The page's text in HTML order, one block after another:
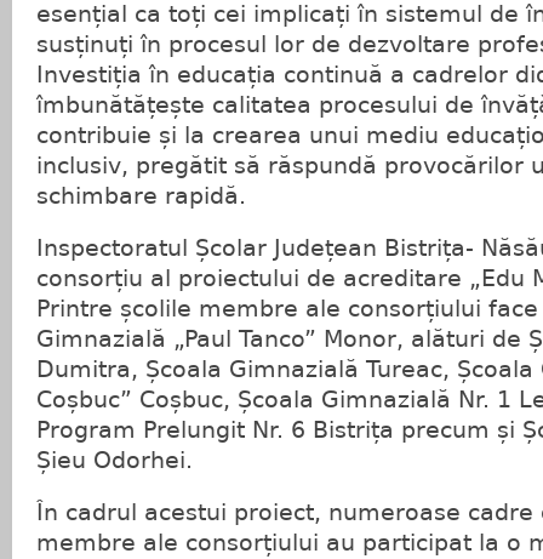
esențial ca toți cei implicați în sistemul de
susținuți în procesul lor de dezvoltare
Investiția în educația continuă a cadrelor
îmbunătățește calitatea procesului de
contribuie și la crearea unui mediu
inclusiv, pregătit să răspundă provocărilor
schimbare rapidă.
Inspectoratul Școlar Județean Bistrița-
consorțiu al proiectului de acreditare „Edu
Printre școlile membre ale consorțiului
Gimnazială „Paul Tanco” Monor, alături de
Dumitra, Școala Gimnazială Tureac,
Coșbuc” Coșbuc, Școala Gimnazială Nr. 1
Program Prelungit Nr. 6 Bistrița precum și
Șieu Odorhei.
În cadrul acestui proiect, numeroase
membre ale consorțiului au participat la o